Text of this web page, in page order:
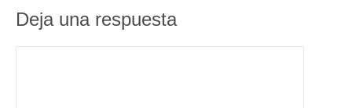
Deja una respuesta